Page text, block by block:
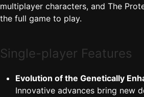
multiplayer characters, and The
the full game to play.
Single-player Features
Evolution of the Genetically
Innovative advances bring new